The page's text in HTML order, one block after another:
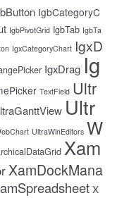
IgbCategoryC
IgbPivotGrid IgbTab IgbTa
IgxCategoryChart IgxD
IgxDragIg
TextField Ultr
Ultr
UltraWinEditors W
Xam
XamDockMana
X